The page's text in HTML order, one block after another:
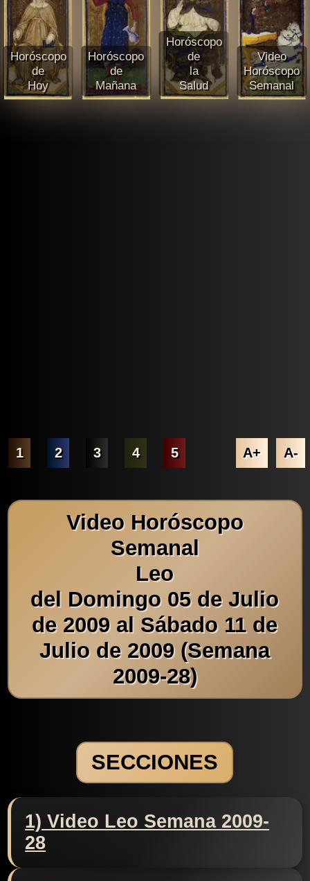
Horóscopo
de
Hoy
Horóscopo
de
Mañana
Horóscopo
de
la
Salud
Video
Horóscopo
Semanal
1 2 3 4 5 A+ A-
Video Horóscopo
Semanal
Leo
del Domingo 05 de Julio
de 2009 al Sábado 11 de
Julio de 2009 (Semana
2009-28)
SECCIONES
1) Video Leo Semana 2009-
28